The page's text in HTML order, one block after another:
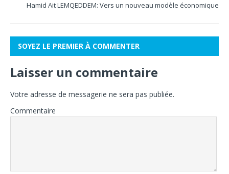
Hamid Ait LEMQEDDEM: Vers un nouveau modèle économique
SOYEZ LE PREMIER À COMMENTER
Laisser un commentaire
Votre adresse de messagerie ne sera pas publiée.
Commentaire